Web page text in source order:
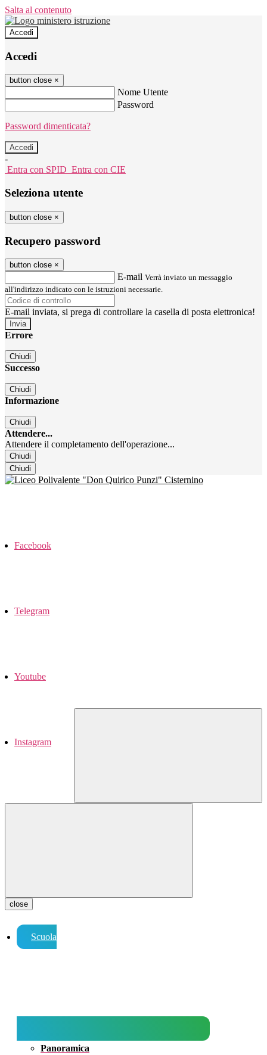
Salta al contenuto
Accedi
Accedi
button close ×
Nome Utente
Password
Password dimenticata?
-
Entra con SPID Entra con CIE
Seleziona utente
button close ×
Recupero password
button close ×
E-mail Verrà inviato un messaggio
all'indirizzo indicato con le istruzioni necessarie.
E-mail inviata, si prega di controllare la casella di posta elettronica!
Errore
Chiudi
Successo
Chiudi
Informazione
Chiudi
Attendere...
Attendere il completamento dell'operazione...
Chiudi
Chiudi
Facebook
Telegram
Youtube
Instagram
close
Scuola
Panoramica